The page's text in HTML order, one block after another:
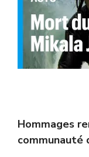
Hommages
communauté